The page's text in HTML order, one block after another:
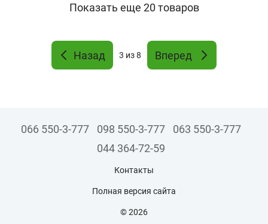
Показать еще 20 товаров
Назад 3 из 8 Вперед
066 550-3-777 098 550-3-777
063 550-3-777
044 364-72-59
Контакты
Полная версия сайта
© 2026